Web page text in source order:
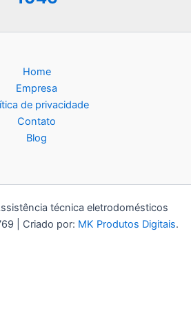
Home
Empresa
de privacidade
Contato
Blog
técnica eletrodomésticos
| Criado por: MK Produtos Digitais.